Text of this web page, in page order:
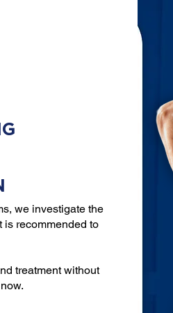
we investigate the
is recommended to
treatment without